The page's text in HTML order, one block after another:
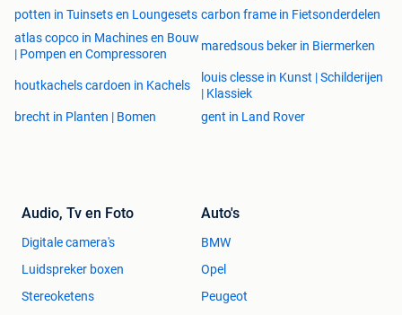
potten in Tuinsets en Loungesets carbon frame in Fietsonderdelen
atlas copco in Machines en Bouw
| Pompen en Compressoren
maredsous beker in Biermerken
houtkachels cardoen in Kachels
louis clesse in Kunst | Schilderijen
| Klassiek
brecht in Planten | Bomen
gent in Land Rover
Audio, Tv en Foto
Digitale camera's
Luidspreker boxen
Stereoketens
Auto's
BMW
Opel
Peugeot